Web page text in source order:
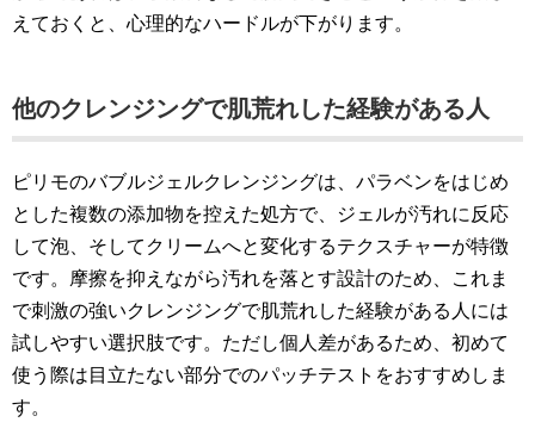
えておくと、心理的なハードルが下がります。
他のクレンジングで肌荒れした経験がある人
ピリモのバブルジェルクレンジングは、パラベンをはじめ
とした複数の添加物を控えた処方で、ジェルが汚れに反応
して泡、そしてクリームへと変化するテクスチャーが特徴
です。摩擦を抑えながら汚れを落とす設計のため、これま
で刺激の強いクレンジングで肌荒れした経験がある人には
試しやすい選択肢です。ただし個人差があるため、初めて
使う際は目立たない部分でのパッチテストをおすすめしま
す。